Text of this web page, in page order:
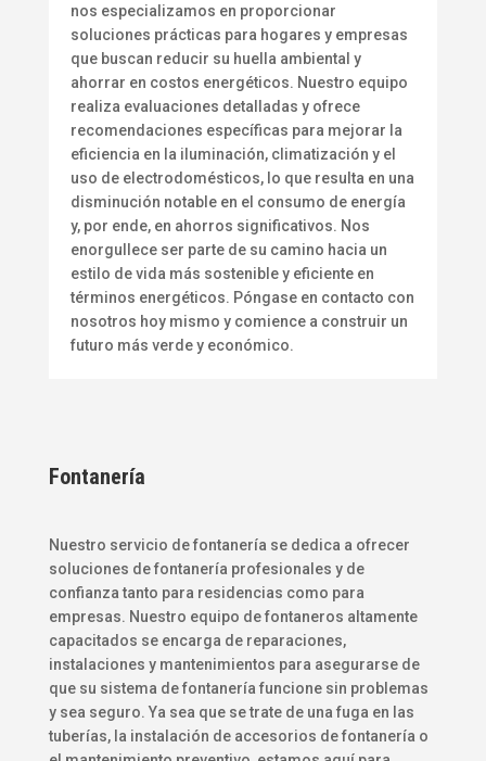
nos especializamos en proporcionar
soluciones prácticas para hogares y empresas
que buscan reducir su huella ambiental y
ahorrar en costos energéticos. Nuestro equipo
realiza evaluaciones detalladas y ofrece
recomendaciones específicas para mejorar la
eficiencia en la iluminación, climatización y el
uso de electrodomésticos, lo que resulta en una
disminución notable en el consumo de energía
y, por ende, en ahorros significativos. Nos
enorgullece ser parte de su camino hacia un
estilo de vida más sostenible y eficiente en
términos energéticos. Póngase en contacto con
nosotros hoy mismo y comience a construir un
futuro más verde y económico.
Fontanería
Nuestro servicio de fontanería se dedica a ofrecer
soluciones de fontanería profesionales y de
confianza tanto para residencias como para
empresas. Nuestro equipo de fontaneros altamente
capacitados se encarga de reparaciones,
instalaciones y mantenimientos para asegurarse de
que su sistema de fontanería funcione sin problemas
y sea seguro. Ya sea que se trate de una fuga en las
tuberías, la instalación de accesorios de fontanería o